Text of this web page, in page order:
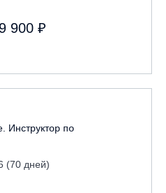
9 900 ₽
Инструктор по
(70 дней)